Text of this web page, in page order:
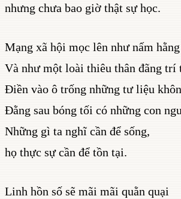
nhưng chưa bao giờ thật sự học.
Mạng xã hội mọc lên như nấm
Và như một loài thiêu thân đãng trí
Điền vào ô trống những tư liệu
Đằng sau bóng tối có những con
Những gì ta nghĩ cần để sống,
họ thực sự cần để tồn tại.
Linh hồn số sẽ mãi mãi quằn quại